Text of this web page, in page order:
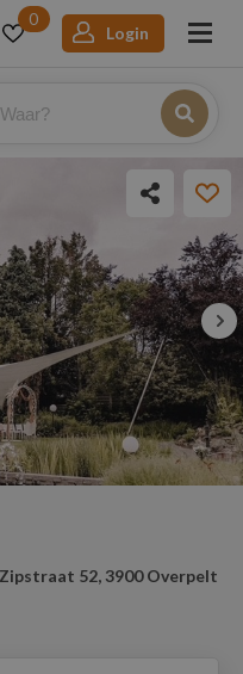
0
Login
52, 3900 Overpelt